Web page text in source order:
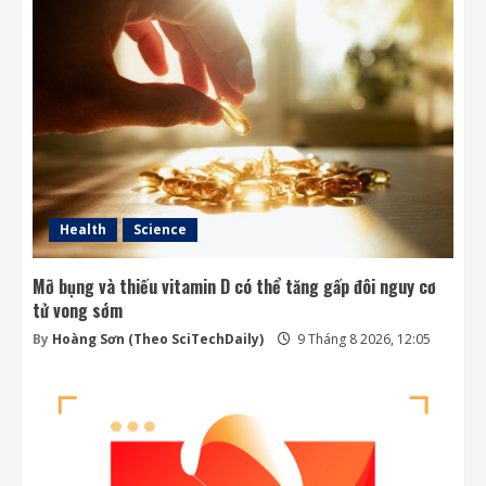
Health Science
Mỡ bụng và thiếu vitamin D có thể tăng gấp đôi nguy cơ
tử vong sớm
By Hoàng Sơn (Theo SciTechDaily) 9 Tháng 8 2026, 12:05